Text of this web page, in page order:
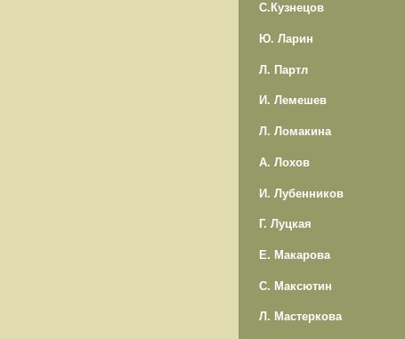
С.Кузнецов
Ю. Ларин
Л. Партл
И. Лемешев
Л. Ломакина
А. Лохов
И. Лубенников
Г. Луцкая
Е. Макарова
С. Максютин
Л. Мастеркова